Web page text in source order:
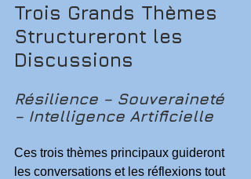
Trois Grands Thèmes
Structureront les
Discussions
Résilience – Souveraineté
– Intelligence Artificielle
Ces trois thèmes principaux guideront
les conversations et les réflexions tout